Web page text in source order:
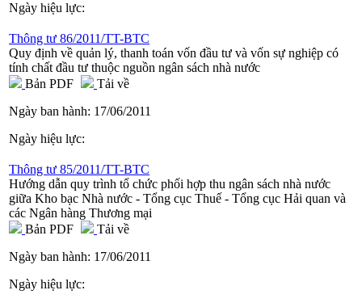
Ngày hiệu lực:
Thông tư 86/2011/TT-BTC
Quy định về quản lý, thanh toán vốn đầu tư và vốn sự nghiệp có
tính chất đầu tư thuộc nguồn ngân sách nhà nước
Bản PDF
Tải về
Ngày ban hành: 17/06/2011
Ngày hiệu lực:
Thông tư 85/2011/TT-BTC
Hướng dẫn quy trình tổ chức phối hợp thu ngân sách nhà nước
giữa Kho bạc Nhà nước - Tổng cục Thuế - Tổng cục Hải quan và
các Ngân hàng Thương mại
Bản PDF
Tải về
Ngày ban hành: 17/06/2011
Ngày hiệu lực: